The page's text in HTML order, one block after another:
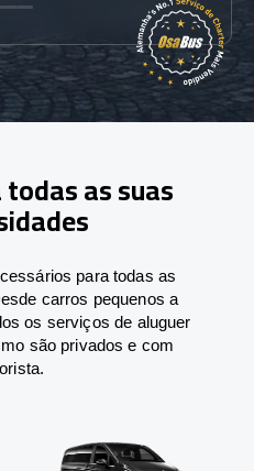
as suas
para todas as
carros pequenos a
os serviços de aluguer
são privados e com